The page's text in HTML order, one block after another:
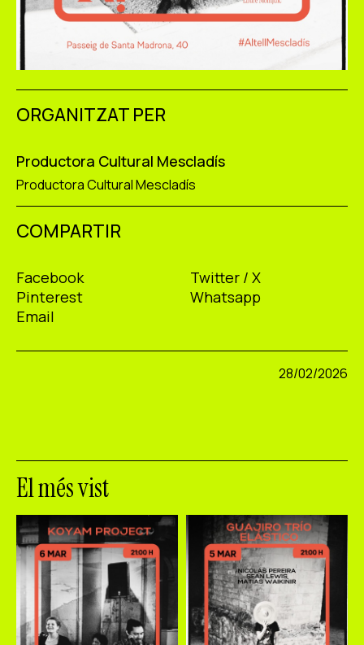
ORGANITZAT PER
Productora Cultural Mescladís
Productora Cultural Mescladís
COMPARTIR
Facebook
Twitter / X
Pinterest
Whatsapp
Email
28/02/2026
El més vist